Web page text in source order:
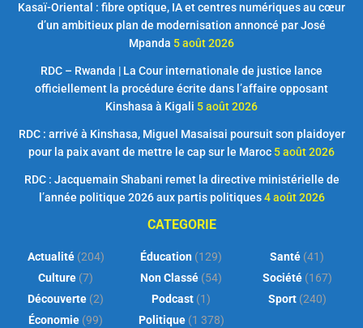
Kasaï-Oriental : fibre optique, IA et centres numériques au cœur
d’un ambitieux plan de modernisation annoncé par José
Mpanda 5 août 2026
RDC – Rwanda | La Cour internationale de justice lance
officiellement la procédure écrite dans l’affaire opposant
Kinshasa à Kigali 5 août 2026
RDC : arrivé à Kinshasa, Miguel Masaisai poursuit son plaidoyer
pour la paix avant de mettre le cap sur le Maroc 5 août 2026
RDC : Jacquemain Shabani remet la directive ministérielle de
l’année politique 2026 aux partis politiques 4 août 2026
CATEGORIE
Actualité(204)
Culture (7)
Découverte (2)
Économie (99)
Éducation (129)
Non Classé (54)
Podcast (1)
Politique(1 378)
Santé (41)
Société(167)
Sport(240)